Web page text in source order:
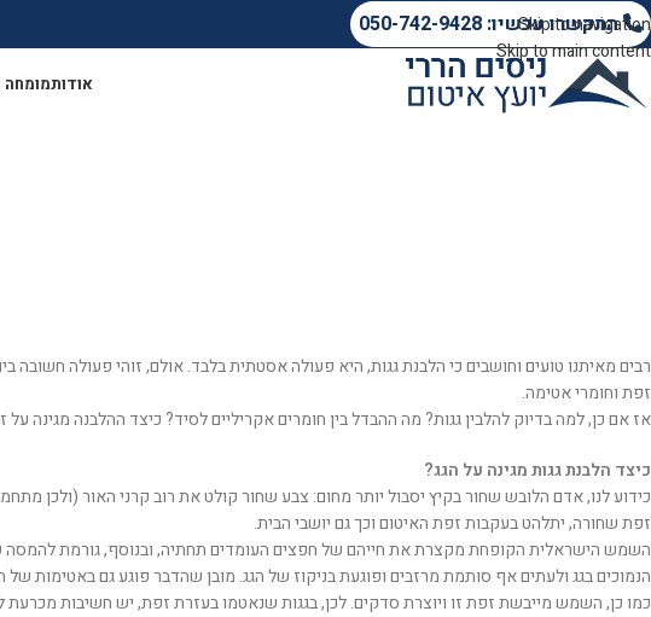
Skip to navigation
Skip to main content
התקשרו עכשיו: 050-742-9428
אודותמומחה
רבים מאיתנו טועים וחושבים כי הלבנת גגות, היא פעולה אסטתית בלבד. אולם, זוהי פעולה חשובה
זפת וחומרי אטימה.
אז אם כן, למה בדיוק להלבין גגות? מה ההבדל בין חומרים אקריליים לסיד? כיצד ההלבנה מגינה
כיצד הלבנת גגות מגינה על הגג?
כידוע לנו, אדם הלובש שחור בקיץ יסבול יותר מחום: צבע שחור קולט את רוב קרני האור (ולכן
זפת שחורה, יתלהט בעקבות זפת האיטום וכך גם יושבי הבית.
השמש הישראלית הקופחת מקצרת את חייהם של חפצים העומדים תחתיה, ובנוסף, גורמת
הנמוכים בגג ולעתים אף סותמת מרזבים ופוגעת בניקוז של הגג. מובן שהדבר פוגע גם באטימות של
כמו כן, השמש מייבשת זפת זו ויוצרת סדקים. לכן, בגגות שנאטמו בעזרת זפת, יש חשיבות מכרעת